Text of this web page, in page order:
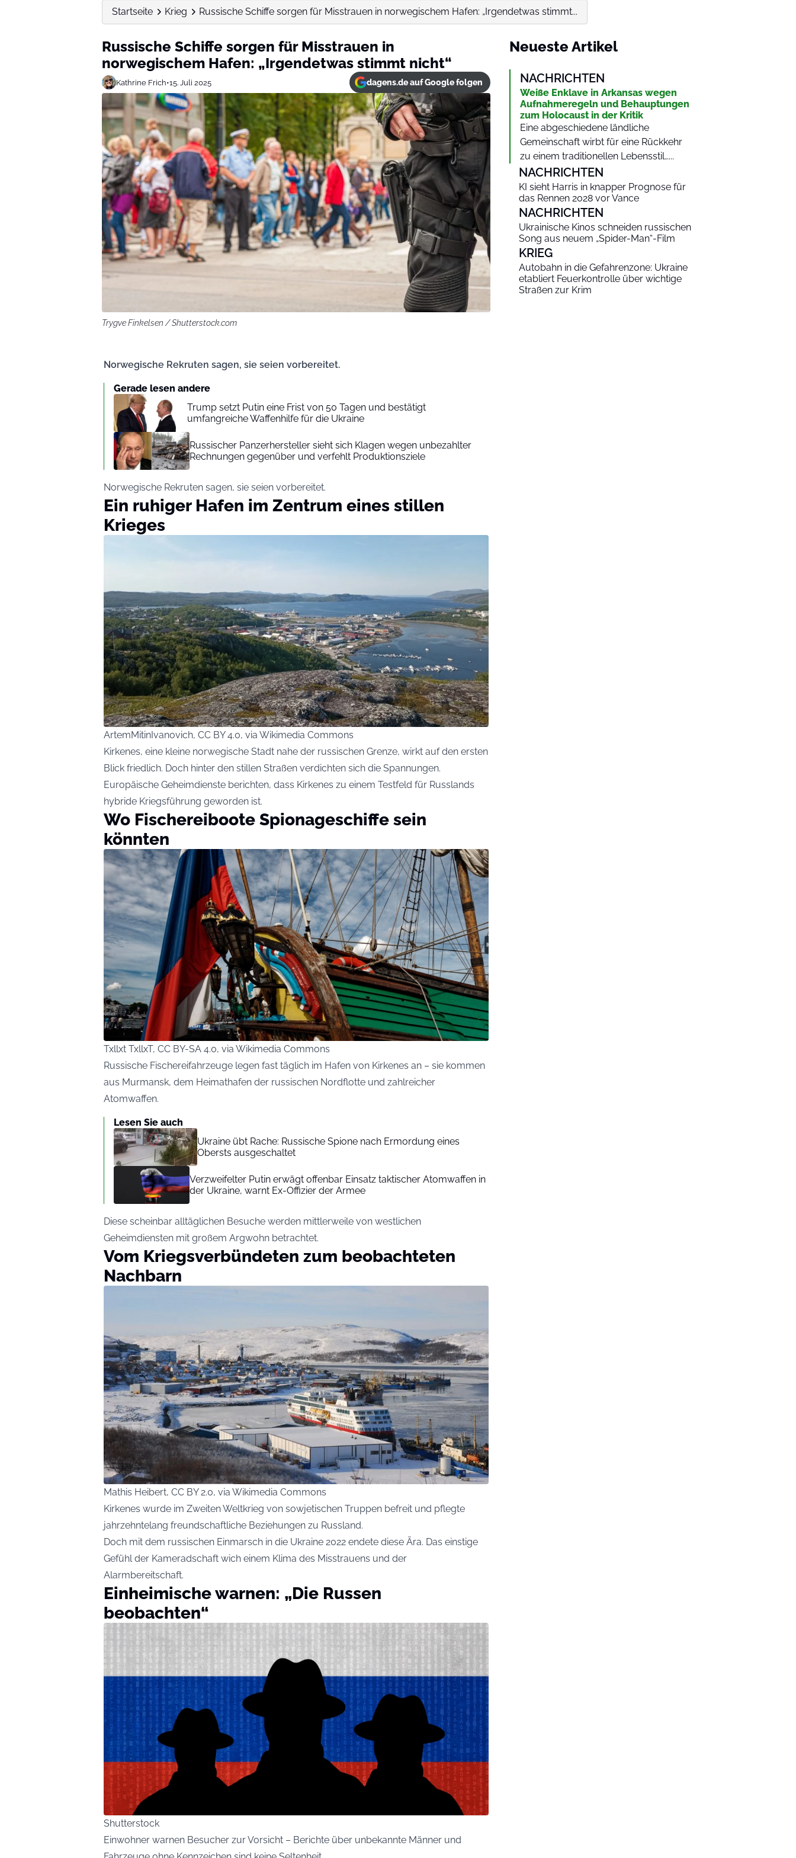
Startseite Krieg Russische Schiffe sorgen für Misstrauen in norwegischem Hafen: „Irgendetwas stimmt...
Russische Schiffe sorgen für Misstrauen in
norwegischem Hafen: „Irgendetwas stimmt nicht“
Kathrine Frich•15. Juli 2025 dagens.de auf Google folgen
Trygve Finkelsen / Shutterstock.com
Norwegische Rekruten sagen, sie seien vorbereitet.
Gerade lesen andere
Trump setzt Putin eine Frist von 50 Tagen und bestätigt
umfangreiche Waffenhilfe für die Ukraine
Russischer Panzerhersteller sieht sich Klagen wegen unbezahlter
Rechnungen gegenüber und verfehlt Produktionsziele
Norwegische Rekruten sagen, sie seien vorbereitet.
Ein ruhiger Hafen im Zentrum eines stillen
Krieges
ArtemMitinIvanovich, CC BY 4.0, via Wikimedia Commons
Kirkenes, eine kleine norwegische Stadt nahe der russischen Grenze, wirkt auf den ersten
Blick friedlich. Doch hinter den stillen Straßen verdichten sich die Spannungen.
Europäische Geheimdienste berichten, dass Kirkenes zu einem Testfeld für Russlands
hybride Kriegsführung geworden ist.
Wo Fischereiboote Spionageschiffe sein
könnten
Txllxt TxllxT, CC BY-SA 4.0, via Wikimedia Commons
Russische Fischereifahrzeuge legen fast täglich im Hafen von Kirkenes an – sie kommen
aus Murmansk, dem Heimathafen der russischen Nordflotte und zahlreicher
Atomwaffen.
Lesen Sie auch
Ukraine übt Rache: Russische Spione nach Ermordung eines
Obersts ausgeschaltet
Verzweifelter Putin erwägt offenbar Einsatz taktischer Atomwaffen in
der Ukraine, warnt Ex-Offizier der Armee
Diese scheinbar alltäglichen Besuche werden mittlerweile von westlichen
Geheimdiensten mit großem Argwohn betrachtet.
Vom Kriegsverbündeten zum beobachteten
Nachbarn
Mathis Heibert, CC BY 2.0, via Wikimedia Commons
Kirkenes wurde im Zweiten Weltkrieg von sowjetischen Truppen befreit und pflegte
jahrzehntelang freundschaftliche Beziehungen zu Russland.
Doch mit dem russischen Einmarsch in die Ukraine 2022 endete diese Ära. Das einstige
Gefühl der Kameradschaft wich einem Klima des Misstrauens und der
Alarmbereitschaft.
Einheimische warnen: „Die Russen
beobachten“
Shutterstock
Einwohner warnen Besucher zur Vorsicht – Berichte über unbekannte Männer und
Neueste Artikel
NACHRICHTEN
Weiße Enklave in Arkansas wegen
Aufnahmeregeln und Behauptungen
zum Holocaust in der Kritik
Eine abgeschiedene ländliche
Gemeinschaft wirbt für eine Rückkehr
zu einem traditionellen Lebensstil…...
NACHRICHTEN
KI sieht Harris in knapper Prognose für
das Rennen 2028 vor Vance
NACHRICHTEN
Ukrainische Kinos schneiden russischen
Song aus neuem „Spider-Man“-Film
KRIEG
Autobahn in die Gefahrenzone: Ukraine
etabliert Feuerkontrolle über wichtige
Straßen zur Krim